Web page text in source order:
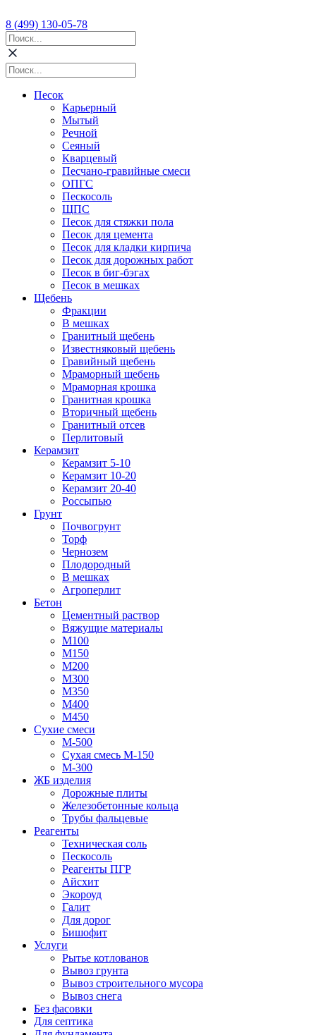
8 (499) 130-05-78
Песок
Карьерный
Мытый
Речной
Сеяный
Кварцевый
Песчано-гравийные смеси
ОПГС
Пескосоль
ЩПС
Песок для стяжки пола
Песок для цемента
Песок для кладки кирпича
Песок для дорожных работ
Песок в биг-бэгах
Песок в мешках
Щебень
Фракции
В мешках
Гранитный щебень
Известняковый щебень
Гравийный щебень
Мраморный щебень
Мраморная крошка
Гранитная крошка
Вторичный щебень
Гранитный отсев
Перлитовый
Керамзит
Керамзит 5-10
Керамзит 10-20
Керамзит 20-40
Россыпью
Грунт
Почвогрунт
Торф
Чернозем
Плодородный
В мешках
Агроперлит
Бетон
Цементный раствор
Вяжущие материалы
М100
М150
М200
М300
М350
М400
М450
Сухие смеси
М-500
Сухая смесь М-150
М-300
ЖБ изделия
Дорожные плиты
Железобетонные кольца
Трубы фальцевые
Реагенты
Техническая соль
Пескосоль
Реагенты ПГР
Айсхит
Экороуд
Галит
Для дорог
Бишофит
Услуги
Рытье котлованов
Вывоз грунта
Вывоз строительного мусора
Вывоз снега
Без фасовки
Для септика